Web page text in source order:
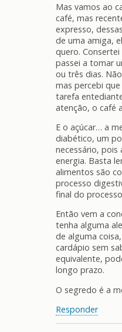
Mas vamos ao
café, mas
expresso,
de uma amiga,
quero.
passei a tomar
ou três dias.
mas percebi
tarefa
atenção, o café
E o açúcar… a
diabético, um
necessário, pois
energia. Basta
alimentos são
processo
final do
Então vem a
tenha alguma
de alguma
cardápio sem
equivalente,
longo prazo.
O segredo é a
Responder